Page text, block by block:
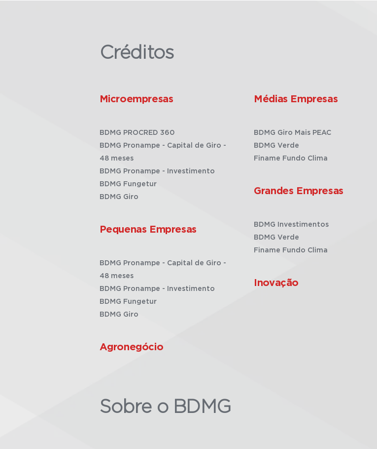
Créditos
Microempresas
BDMG PROCRED 360
BDMG Pronampe - Capital de Giro -
48 meses
BDMG Pronampe - Investimento
BDMG Fungetur
BDMG Giro
Pequenas Empresas
BDMG Pronampe - Capital de Giro -
48 meses
BDMG Pronampe - Investimento
BDMG Fungetur
BDMG Giro
Agronegócio
Médias Empresas
BDMG Giro Mais PEAC
BDMG Verde
Finame Fundo Clima
Grandes Empresas
BDMG Investimentos
BDMG Verde
Finame Fundo Clima
Inovação
Sobre o BDMG